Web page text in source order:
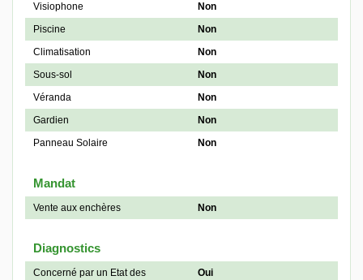
Visiophone
Non
Piscine
Non
Climatisation
Non
Sous-sol
Non
Véranda
Non
Gardien
Non
Panneau Solaire
Non
Mandat
Vente aux enchères Non
Diagnostics
Concerné par un Etat des
Oui